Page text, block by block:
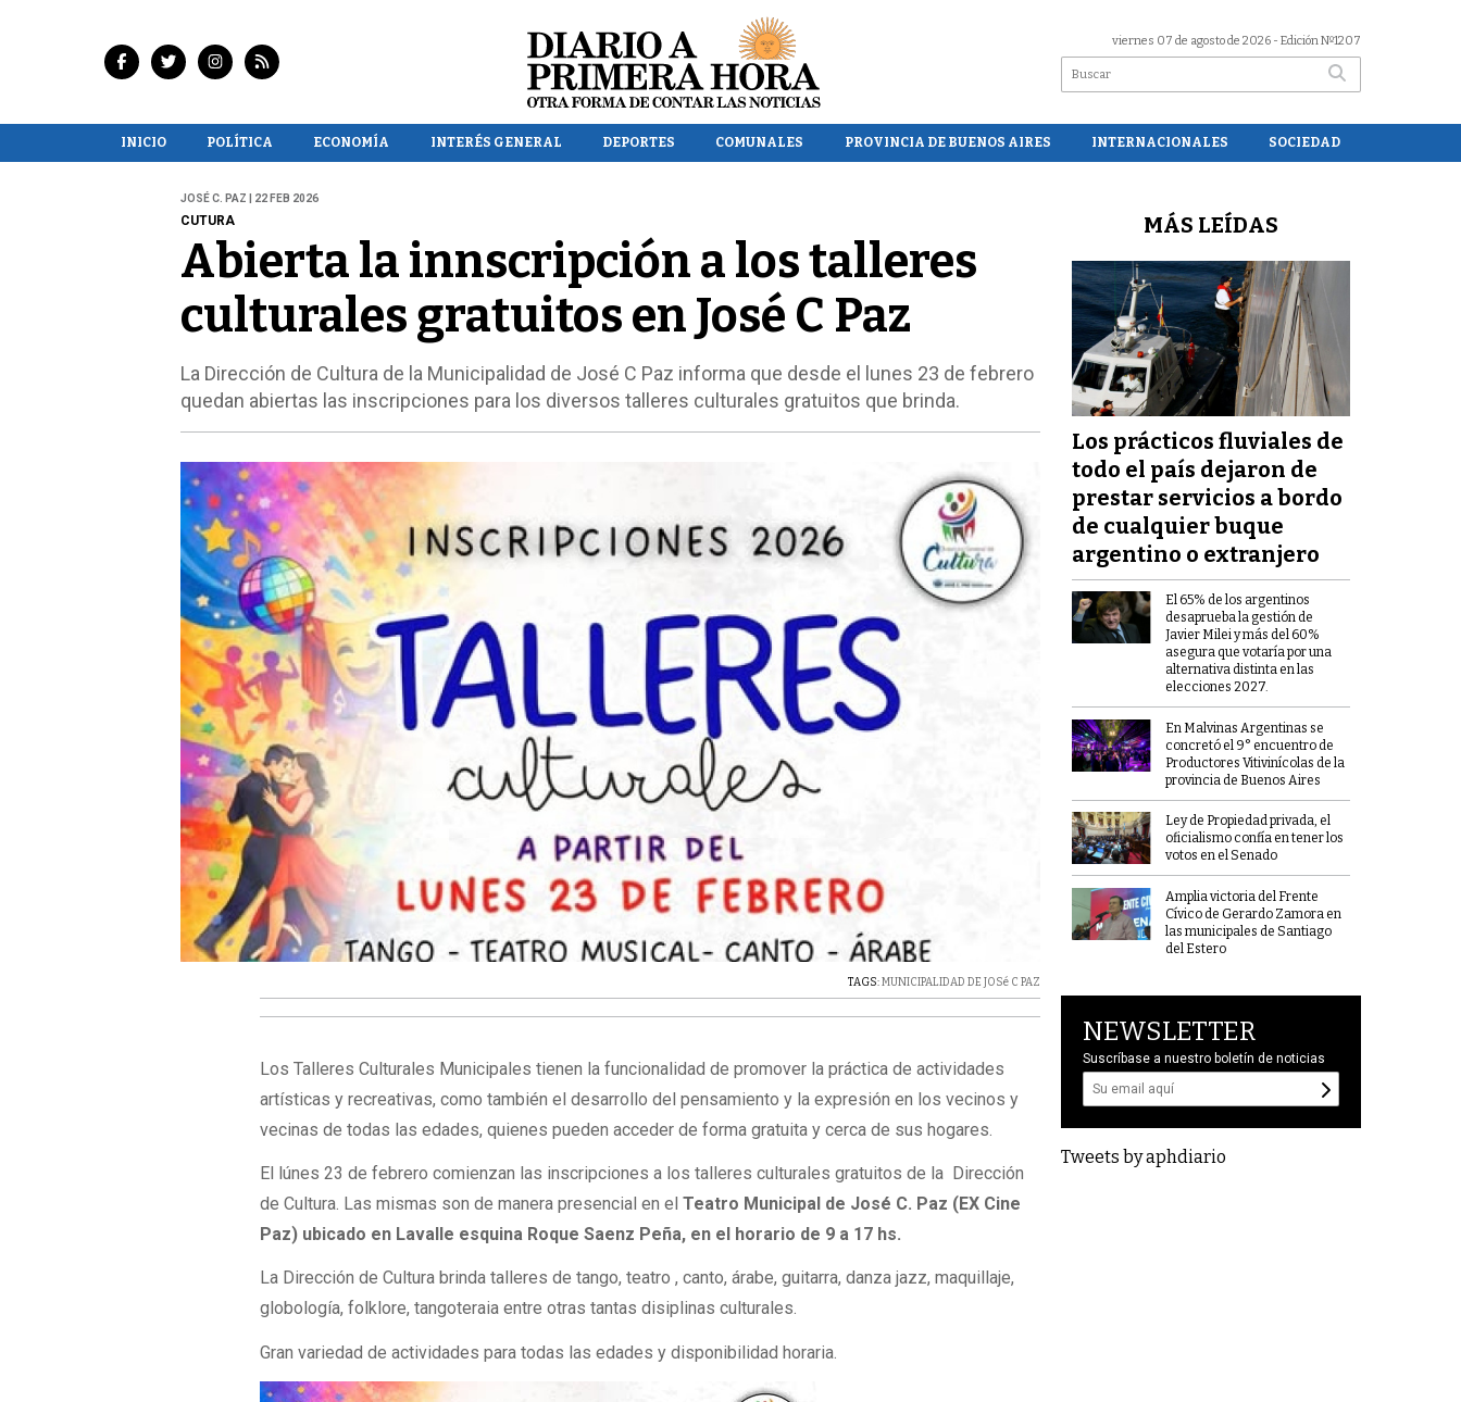
viernes 07 de agosto de 2026 - Edición Nº1207
INICIO POLÍTICA ECONOMÍA INTERÉS GENERAL DEPORTES COMUNALES PROVINCIA DE BUENOS AIRES INTERNACIONALES SOCIEDAD
JOSÉ C. PAZ | 22 FEB 2026
CUTURA
Abierta la innscripción a los talleres
culturales gratuitos en José C Paz
La Dirección de Cultura de la Municipalidad de José C Paz informa que desde el lunes 23 de febrero
quedan abiertas las inscripciones para los diversos talleres culturales gratuitos que brinda.
TAGS:MUNICIPALIDAD DE JOSé C PAZ
Los Talleres Culturales Municipales tienen la funcionalidad de promover la práctica de actividades
artísticas y recreativas, como también el desarrollo del pensamiento y la expresión en los vecinos y
vecinas de todas las edades, quienes pueden acceder de forma gratuita y cerca de sus hogares.
El lúnes 23 de febrero comienzan las inscripciones a los talleres culturales gratuitos de la Dirección
de Cultura. Las mismas son de manera presencial en elTeatro Municipal de José C. Paz (EX Cine
Paz) ubicado en Lavalle esquina Roque Saenz Peña, en el horario de 9 a 17 hs.
La Dirección de Cultura brinda talleres de tango, teatro , canto, árabe, guitarra, danza jazz, maquillaje,
globología, folklore, tangoteraia entre otras tantas disiplinas culturales.
Gran variedad de actividades para todas las edades y disponibilidad horaria.
MÁS LEÍDAS
Los prácticos fluviales de
todo el país dejaron de
prestar servicios a bordo
de cualquier buque
argentino o extranjero
El 65% de los argentinos
desaprueba la gestión de
Javier Milei y más del 60%
asegura que votaría por una
alternativa distinta en las
elecciones 2027.
En Malvinas Argentinas se
concretó el 9° encuentro de
Productores Vitivinícolas de la
provincia de Buenos Aires
Ley de Propiedad privada, el
oficialismo confía en tener los
votos en el Senado
Amplia victoria del Frente
Cívico de Gerardo Zamora en
las municipales de Santiago
del Estero
NEWSLETTER
Suscríbase a nuestro boletín de noticias
Tweets by aphdiario